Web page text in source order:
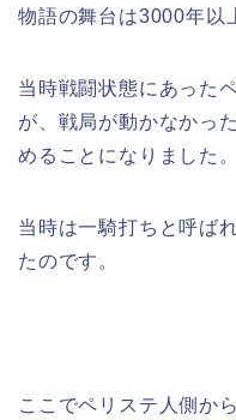
物語の舞台は3000年以
当時戦闘状態にあった
が、戦局が動かなかっ
めることになりました。
当時は一騎打ちと呼ば
たのです。
ここでペリステ人側か